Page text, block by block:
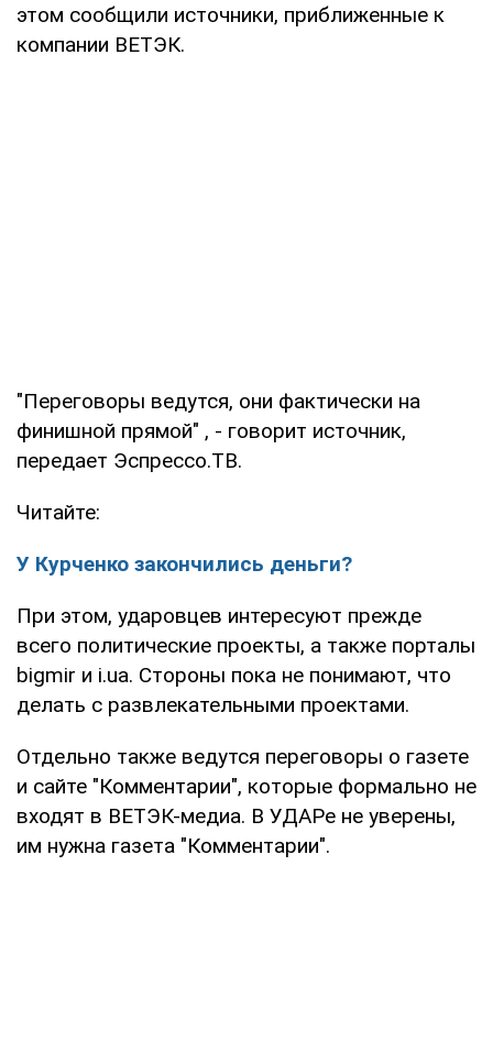
этом сообщили источники, приближенные к
компании ВЕТЭК.
"Переговоры ведутся, они фактически на
финишной прямой" , - говорит источник,
передает Эспрессо.ТВ.
Читайте:
У Курченко закончились деньги?
При этом, ударовцев интересуют прежде
всего политические проекты, а также порталы
bigmir и i.ua. Стороны пока не понимают, что
делать с развлекательными проектами.
Отдельно также ведутся переговоры о газете
и сайте "Комментарии", которые формально не
входят в ВЕТЭК-медиа. В УДАРе не уверены,
им нужна газета "Комментарии".